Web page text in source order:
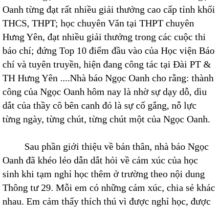
Oanh từng đạt rất nhiều giải thưởng cao cấp tỉnh khối
THCS, THPT; học chuyên Văn tại THPT chuyên
Hưng Yên, đạt nhiều giải thưởng trong các cuộc thi
báo chí; đứng Top 10 điểm đầu vào của Học viện Báo
chí và tuyên truyền, hiện đang công tác tại Đài PT &
TH Hưng Yên ....Nhà báo Ngọc Oanh cho rằng: thành
công của Ngọc Oanh hôm nay là nhờ sự dạy dỗ, dìu
dắt của thầy cô bên canh đó là sự cố gắng, nỗ lực
từng ngày, từng chút, từng chút một của Ngọc Oanh.
Sau phần giới thiệu về bản thân, nhà báo Ngọc
Oanh đã khéo léo dẫn dắt hỏi về cảm xúc của học
sinh khi tạm nghỉ học thêm ở trường theo nội dung
Thông tư 29. Mỗi em có những cảm xúc, chia sẻ khác
nhau. Em cảm thấy thích thú vì được nghỉ học, được